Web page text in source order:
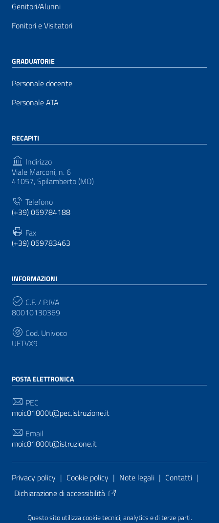
Questo sito utilizza cookie tecnici, analytics e di terze parti.
Genitori/Alunni
Fonitori e Visitatori
GRADUATORIE
Personale docente
Personale ATA
RECAPITI
Indirizzo
Viale Marconi, n. 6
41057, Spilamberto (MO)
Telefono
(+39) 059784188
Fax
(+39) 059783463
INFORMAZIONI
C.F. / P.IVA
80010130369
Cod. Univoco
UFTVX9
POSTA ELETTRONICA
PEC
moic81800t@pec.istruzione.it
Email
moic81800t@istruzione.it
Sezione Link Utili
Privacy policy | Cookie policy | Note legali | Contatti |
Dichiarazione di accessibilità